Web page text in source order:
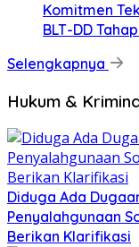
Komitmen
BLT-DD
Selengkapnya
Hukum &
Diduga Ada
Penyalahgunaan
Berikan Klarifikasi